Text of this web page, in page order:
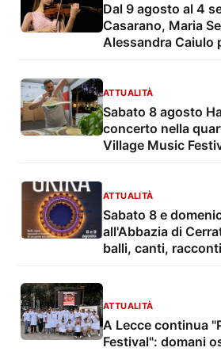
Dal 9 agosto al 4
Casarano, Maria
Alessandra Caiulo
ATTUALITÀ
Sabato 8 agosto
concerto nella
Village Music
ATTUALITÀ
Sabato 8 e
all'Abbazia di
balli, canti,
ATTUALITÀ
A Lecce continua
Festival": domani